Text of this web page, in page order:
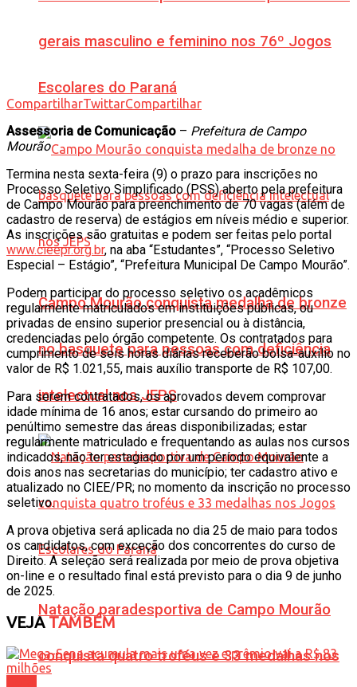
gerais masculino e feminino nos 76º Jogos
Escolares do Paraná
Campo Mourão conquista medalha de bronze
no basquete para pessoas com deficiência
intelectual nos JEPS
Natação paradesportiva de Campo Mourão
conquista quatro troféus e 33 medalhas nos
CompartilharTwittarCompartilhar
Assessoria de Comunicação – Prefeitura de Campo
Mourão
Termina nesta sexta-feira (9) o prazo para inscrições no
Processo Seletivo Simplificado (PSS) aberto pela prefeitura
de Campo Mourão para preenchimento de 70 vagas (além de
cadastro de reserva) de estágios em níveis médio e superior.
As inscrições são gratuitas e podem ser feitas pelo portal
www.cieepr.org.br, na aba “Estudantes”, “Processo Seletivo
Especial – Estágio”, “Prefeitura Municipal De Campo Mourão”.
Podem participar do processo seletivo os acadêmicos
regularmente matriculados em instituições públicas, ou
privadas de ensino superior presencial ou à distância,
credenciadas pelo órgão competente. Os contratados para
cumprimento de seis horas diárias receberão bolsa-auxílio no
valor de R$ 1.021,55, mais auxílio transporte de R$ 107,00.
Para serem contratados, os aprovados devem comprovar
idade mínima de 16 anos; estar cursando do primeiro ao
penúltimo semestre das áreas disponibilizadas; estar
regularmente matriculado e frequentando as aulas nos cursos
indicados, não ter estagiado por um período equivalente a
dois anos nas secretarias do município; ter cadastro ativo e
atualizado no CIEE/PR; no momento da inscrição no processo
seletivo.
A prova objetiva será aplicada no dia 25 de maio para todos
os candidatos, com exceção dos concorrentes do curso de
Direito. A seleção será realizada por meio de prova objetiva
on-line e o resultado final está previsto para o dia 9 de junho
de 2025.
VEJATAMBÉM